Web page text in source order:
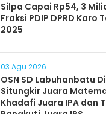
Silpa Capai Rp54, 3
Fraksi PDIP DPRD Karo
2025
03 Agu 2026
OSN SD Labuhanbatu
Situngkir Juara
Khadafi Juara IPA dan